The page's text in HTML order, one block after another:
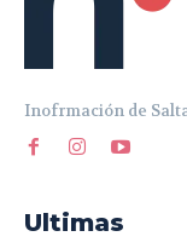
Inofrmación de
Ultimas